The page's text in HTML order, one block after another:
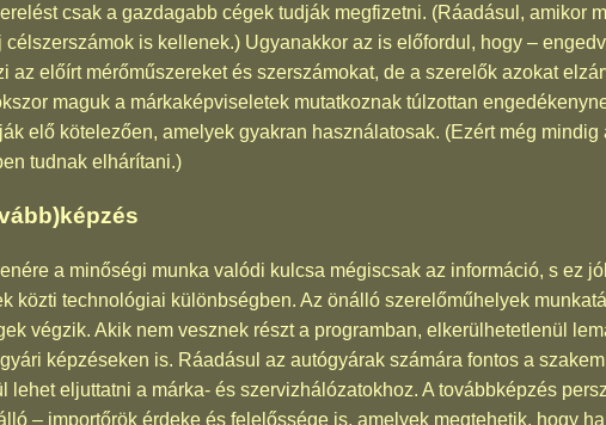
csak a gazdagabb cégek tudják megfizetni. (Ráadásul, amikor
célszerszámok is kellenek.) Ugyanakkor az is előfordul, hogy –
az előírt mérőműszereket és szerszámokat, de a szerelők azokat
maguk a márkaképviseletek mutatkoznak túlzottan
elő kötelezően, amelyek gyakran használatosak. (Ezért még
tudnak elhárítani.)
a minőségi munka valódi kulcsa mégiscsak az információ, s ez
közti technológiai különbségben. Az önálló szerelőműhelyek
végzik. Akik nem vesznek részt a programban, elkerülhetetlenül
képzéseken is. Ráadásul az autógyárak számára fontos a
lehet eljuttatni a márka- és szervizhálózatokhoz. A továbbképzés
– importőrök érdeke és felelőssége is, amelyek megtehetik, hogy